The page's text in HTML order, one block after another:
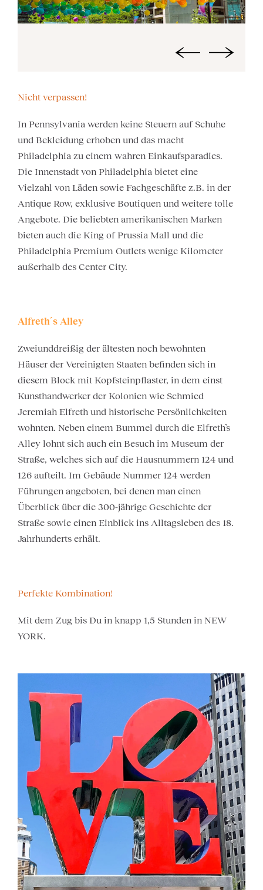
Nicht verpassen!
In Pennsylvania werden keine Steuern auf Schuhe
und Bekleidung erhoben und das macht
Philadelphia zu einem wahren Einkaufsparadies.
Die Innenstadt von Philadelphia bietet eine
Vielzahl von Läden sowie Fachgeschäfte z.B. in der
Antique Row, exklusive Boutiquen und weitere tolle
Angebote. Die beliebten amerikanischen Marken
bieten auch die King of Prussia Mall und die
Philadelphia Premium Outlets wenige Kilometer
außerhalb des Center City.
Alfreth´s Alley
Zweiunddreißig der ältesten noch bewohnten
Häuser der Vereinigten Staaten befinden sich in
diesem Block mit Kopfsteinpflaster, in dem einst
Kunsthandwerker der Kolonien wie Schmied
Jeremiah Elfreth und historische Persönlichkeiten
wohnten. Neben einem Bummel durch die Elfreth’s
Alley lohnt sich auch ein Besuch im Museum der
Straße, welches sich auf die Hausnummern 124 und
126 aufteilt. Im Gebäude Nummer 124 werden
Führungen angeboten, bei denen man einen
Überblick über die 300-jährige Geschichte der
Straße sowie einen Einblick ins Alltagsleben des 18.
Jahrhunderts erhält.
Perfekte Kombination!
Mit dem Zug bis Du in knapp 1,5 Stunden in NEW
YORK.